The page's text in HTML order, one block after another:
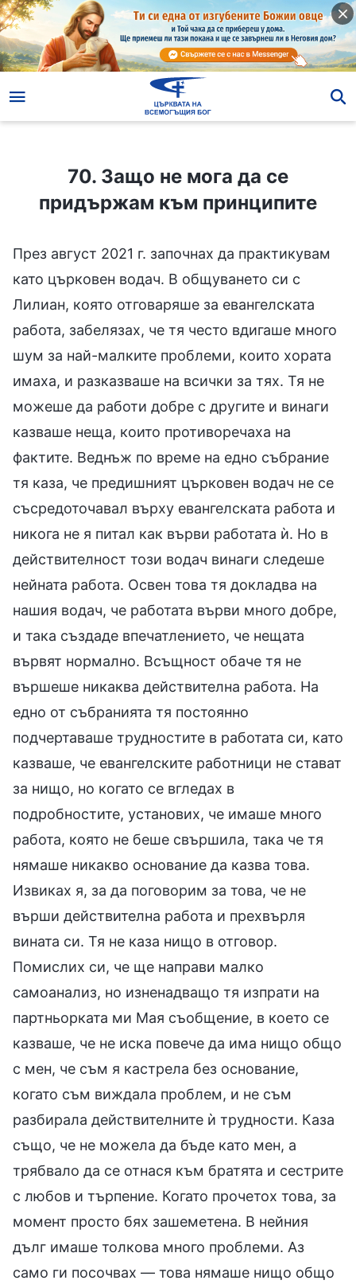
70. Защо не мога да се придържам към принципите
70. Защо не мога да се
придържам към принципите
През август 2021 г. започнах да практикувам
като църковен водач. В общуването си с
Лилиан, която отговаряше за евангелската
работа, забелязах, че тя често вдигаше много
шум за най-малките проблеми, които хората
имаха, и разказваше на всички за тях. Тя не
можеше да работи добре с другите и винаги
казваше неща, които противоречаха на
фактите. Веднъж по време на едно събрание
тя каза, че предишният църковен водач не се
съсредоточавал върху евангелската работа и
никога не я питал как върви работата ѝ. Но в
действителност този водач винаги следеше
нейната работа. Освен това тя докладва на
нашия водач, че работата върви много добре,
и така създаде впечатлението, че нещата
вървят нормално. Всъщност обаче тя не
вършеше никаква действителна работа. На
едно от събранията тя постоянно
подчертаваше трудностите в работата си, като
казваше, че евангелските работници не стават
за нищо, но когато се вгледах в
подробностите, установих, че имаше много
работа, която не беше свършила, така че тя
нямаше никакво основание да казва това.
Извиках я, за да поговорим за това, че не
върши действителна работа и прехвърля
вината си. Тя не каза нищо в отговор.
Помислих си, че ще направи малко
самоанализ, но изненадващо тя изпрати на
партньорката ми Мая съобщение, в което се
казваше, че не иска повече да има нищо общо
с мен, че съм я кастрела без основание,
когато съм виждала проблем, и не съм
разбирала действителните ѝ трудности. Каза
също, че не можела да бъде като мен, а
трябвало да се отнася към братята и сестрите
с любов и търпение. Когато прочетох това, за
момент просто бях зашеметена. В нейния
дълг имаше толкова много проблеми. Аз
само ги посочвах — това нямаше нищо общо